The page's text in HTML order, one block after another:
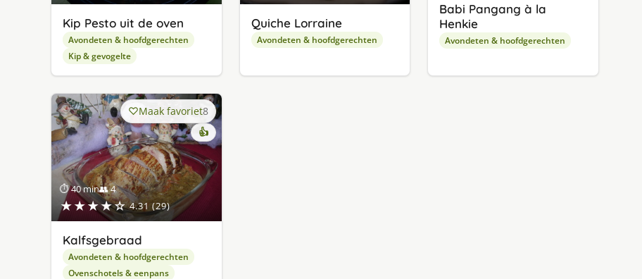
Kip Pesto uit de oven
Avondeten & hoofdgerechten
Kip & gevogelte
Quiche Lorraine
Avondeten & hoofdgerechten
Babi Pangang à la
Henkie
Avondeten & hoofdgerechten
⏱ 40 min👥 4
★★★★☆ 4.31 (29)
Maak favoriet8
👍
Kalfsgebraad
Avondeten & hoofdgerechten
Ovenschotels & eenpans